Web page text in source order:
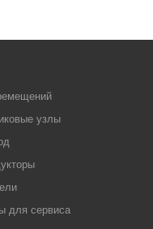
узлы
для сервиса